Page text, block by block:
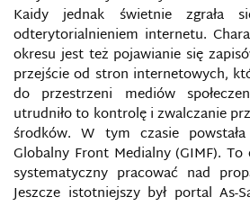
Kaidy jednak świetnie zgrała
odterytorialnieniem internetu.
okresu jest też pojawianie się
przejście od stron internetowych,
do przestrzeni mediów
utrudniło to kontrolę i zwalczanie
środków. W tym czasie
Globalny Front Medialny (GIMF). To
systematyczny pracować nad
Jeszcze istotniejszy był portal As-
AI FOUNDATION
AMAQ
ANALOGOWE MAPY WOJSKOWE
AS-SAHAB
ATAK INFORMACYJNY